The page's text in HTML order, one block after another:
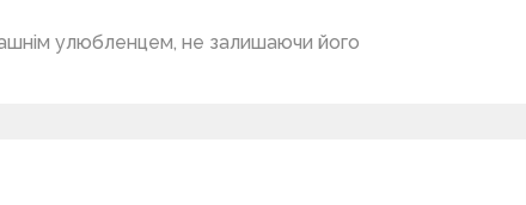
улюбленцем, не залишаючи його